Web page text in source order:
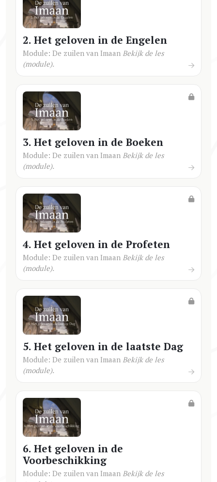
2. Het geloven in de Engelen
Module: De zuilen van Imaan Bekijk de les
(module).
3. Het geloven in de Boeken
Module: De zuilen van Imaan Bekijk de les
(module).
4. Het geloven in de Profeten
Module: De zuilen van Imaan Bekijk de les
(module).
5. Het geloven in de laatste Dag
Module: De zuilen van Imaan Bekijk de les
(module).
6. Het geloven in de
Voorbeschikking
Module: De zuilen van Imaan Bekijk de les